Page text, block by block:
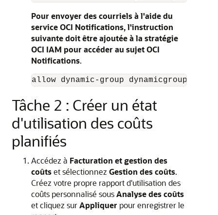
Pour envoyer des courriels à l'aide du
service OCI Notifications, l'instruction
suivante doit être ajoutée à la stratégie
OCI IAM pour accéder au sujet OCI
Notifications.
Tâche 2 : Créer un état
d'utilisation des coûts
planifiés
Accédez à Facturation et gestion des
coûtset sélectionnez Gestion des coûts.
Créez votre propre rapport d'utilisation des
coûts personnalisé sousAnalyse des coûts
et cliquez surAppliquer pour enregistrer le